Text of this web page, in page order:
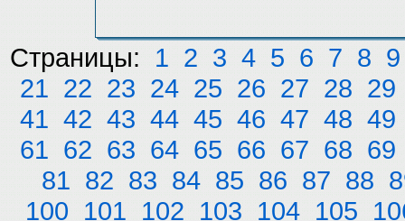
Страницы: 1 2 3 4 5 6 7 8 9
21 22 23 24 25 26 27 28 29
41 42 43 44 45 46 47 48 49
61 62 63 64 65 66 67 68 69
81 82 83 84 85 86 87 88
100 101 102 103 104 105